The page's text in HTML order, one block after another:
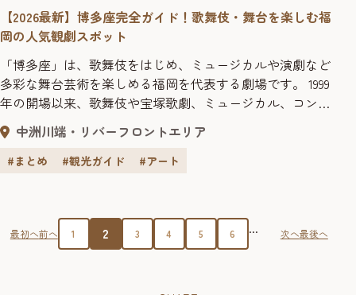
【2026最新】博多座完全ガイド！歌舞伎・舞台を楽しむ福
岡の人気観劇スポット
「博多座」は、歌舞伎をはじめ、ミュージカルや演劇など
多彩な舞台芸術を楽しめる福岡を代表する劇場です。 1999
年の開場以来、歌舞伎や宝塚歌劇、ミュージカル、コン
サートなど幅広い演目を上演し、全国から多くの観客を迎
えてきました。劇場の世界観に浸り、非日常のひと時を満
喫することができます。今回は博多座の歴史や特徴から、
中洲川端・リバーフロントエリア
#まとめ #観光ガイド #アート
最初へ前へ 1 2 3 4 5 6 ... 次へ最後へ